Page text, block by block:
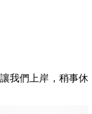
我們上岸，稍事休